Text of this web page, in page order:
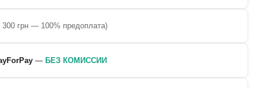
300 грн — 100% предоплата)
— БЕЗ КОМИССИИ